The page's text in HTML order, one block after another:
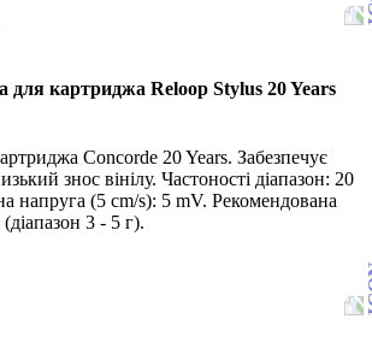
для картриджа Reloop Stylus 20 Years
Concorde 20 Years. Забезпечує
знос вінілу. Частоності діапазон: 20
напруга (5 cm/s): 5 mV. Рекомендована
3 - 5 г).